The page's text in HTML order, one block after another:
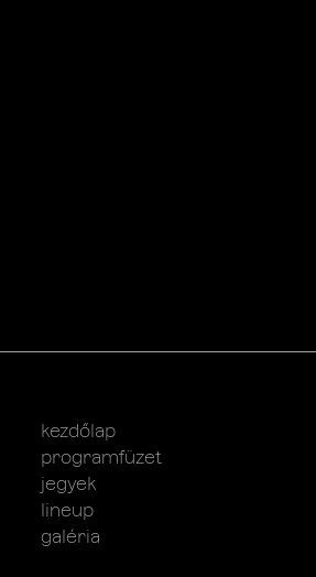
kezdőlap
programfüzet
jegyek
lineup
galéria